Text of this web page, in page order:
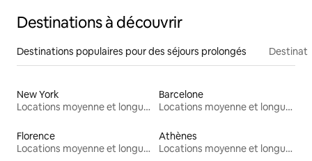
Destinations à découvrir
Destinations populaires pour des séjours prolongés
New York
Locations moyenne et longue durée
Barcelone
Locations moyenne et longue durée
Florence
Locations moyenne et longue durée
Athènes
Locations moyenne et longue durée